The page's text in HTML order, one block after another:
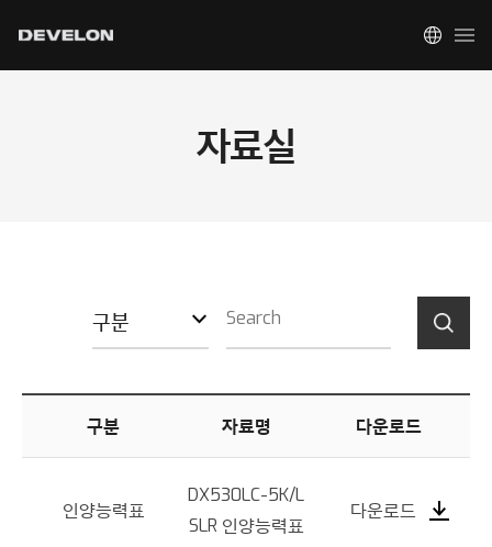
자료실
구분
구분 자료명 다운로드
인양능력표
DX530LC-5K/L
SLR 인양능력표
다운로드